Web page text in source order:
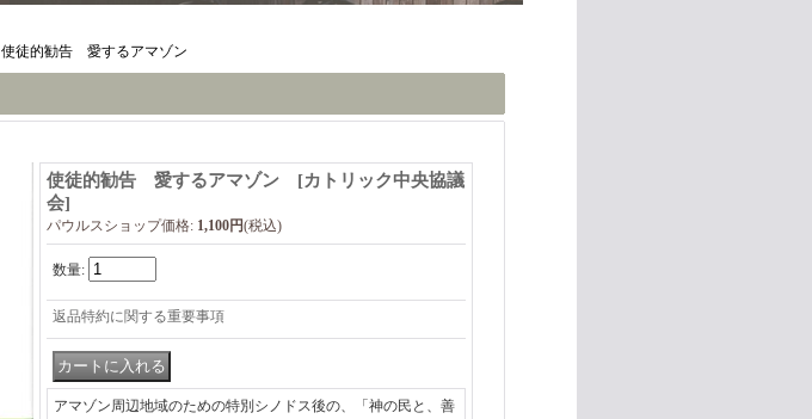
使徒的勧告 愛するアマゾン
使徒的勧告 愛するアマゾン [カトリック中央協議
会]
パウルスショップ価格: 1,100円(税込)
数量:
返品特約に関する重要事項
アマゾン周辺地域のための特別シノドス後の、「神の民と、善